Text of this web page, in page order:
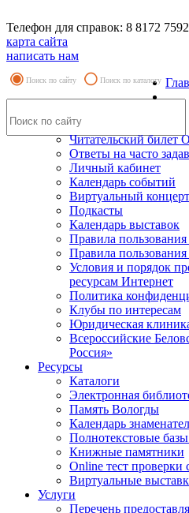
Телефон для справок: 8 8172
карта сайта
написать нам
Поиск по сайту Поиск по каталогу
Читательский
Ответы на часто
Личный кабинет
Календарь событий
Виртуальный
Подкасты
Календарь выставок
Правила
Правила
Условия и порядок
ресурсам Интернет
Политика
Клубы по интересам
Юридическая
Всероссийские
Россия»
Ресурсы
Каталоги
Электронная
Память Вологды
Календарь
Полнотекстовые
Книжные памятники
Online тест проверки
Виртуальные
Услуги
Перечень